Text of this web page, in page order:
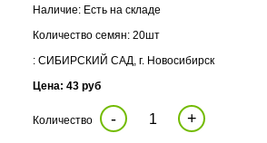
Наличие: Есть на складе
Количество семян: 20шт
: СИБИРСКИЙ САД, г. Новосибирск
Цена: 43 руб
Количество - +